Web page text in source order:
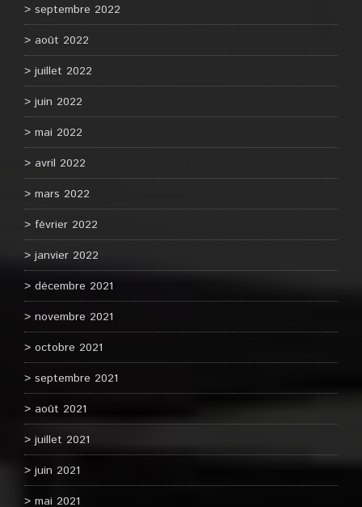
septembre 2022
août 2022
juillet 2022
juin 2022
mai 2022
avril 2022
mars 2022
février 2022
janvier 2022
décembre 2021
novembre 2021
octobre 2021
septembre 2021
août 2021
juillet 2021
juin 2021
mai 2021